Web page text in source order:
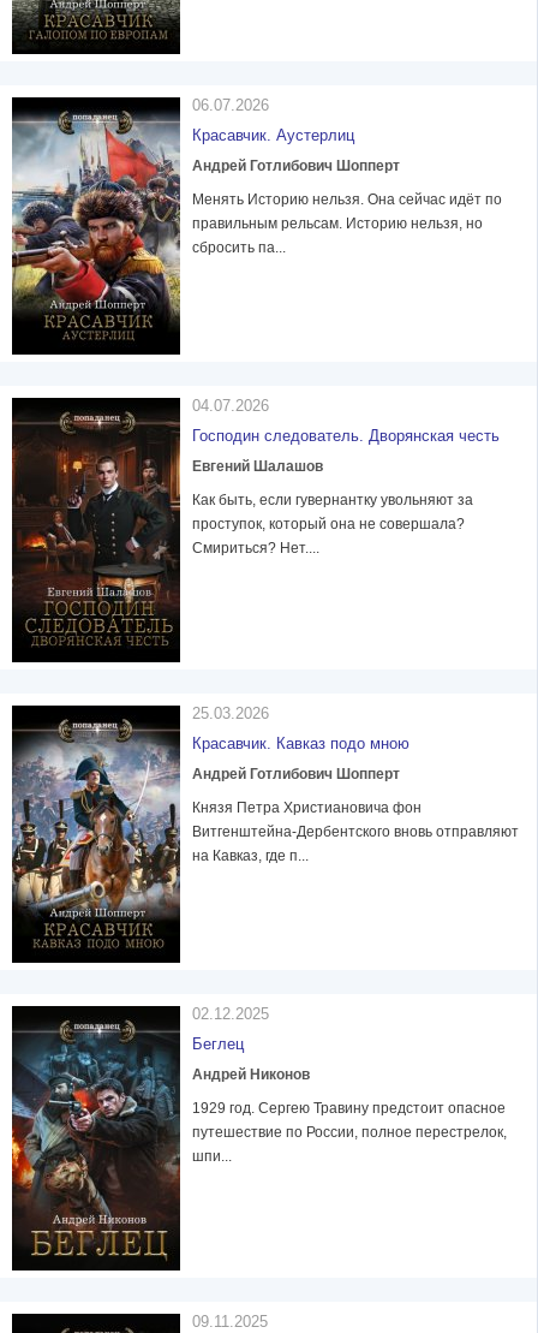
06.07.2026
Красавчик. Аустерлиц
Андрей Готлибович Шопперт
Менять Историю нельзя. Она сейчас идёт по
правильным рельсам. Историю нельзя, но
сбросить па...
04.07.2026
Господин следователь. Дворянская честь
Евгений Шалашов
Как быть, если гувернантку увольняют за
проступок, который она не совершала?
Смириться? Нет....
25.03.2026
Красавчик. Кавказ подо мною
Андрей Готлибович Шопперт
Князя Петра Христиановича фон
Витгенштейна-Дербентского вновь отправляют
на Кавказ, где п...
02.12.2025
Беглец
Андрей Никонов
1929 год. Сергею Травину предстоит опасное
путешествие по России, полное перестрелок,
шпи...
09.11.2025